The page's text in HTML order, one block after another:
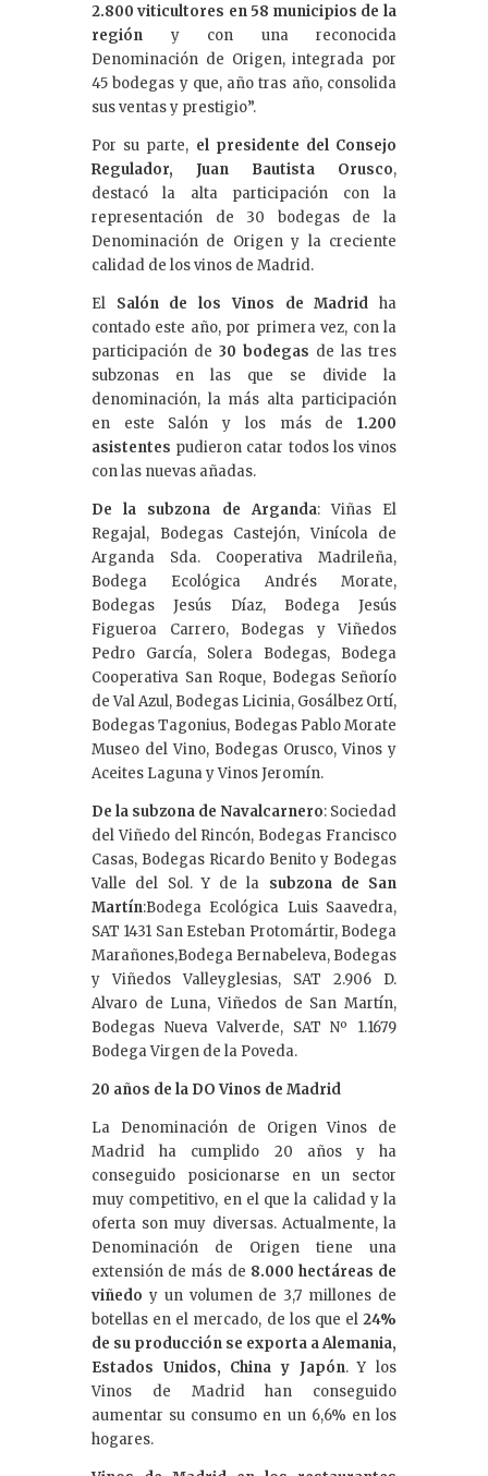
2.800 viticultores en 58 municipios de la
región y con una reconocida
Denominación de Origen, integrada por
45 bodegas y que, año tras año, consolida
sus ventas y prestigio”.
Por su parte, el presidente del Consejo
Regulador, Juan Bautista Orusco,
destacó la alta participación con la
representación de 30 bodegas de la
Denominación de Origen y la creciente
calidad de los vinos de Madrid.
El Salón de los Vinos de Madrid ha
contado este año, por primera vez, con la
participación de 30 bodegas de las tres
subzonas en las que se divide la
denominación, la más alta participación
en este Salón y los más de 1.200
asistentes pudieron catar todos los vinos
con las nuevas añadas.
De la subzona de Arganda: Viñas El
Regajal, Bodegas Castejón, Vinícola de
Arganda Sda. Cooperativa Madrileña,
Bodega Ecológica Andrés Morate,
Bodegas Jesús Díaz, Bodega Jesús
Figueroa Carrero, Bodegas y Viñedos
Pedro García, Solera Bodegas, Bodega
Cooperativa San Roque, Bodegas Señorío
de Val Azul, Bodegas Licinia, Gosálbez Ortí,
Bodegas Tagonius, Bodegas Pablo Morate
Museo del Vino, Bodegas Orusco, Vinos y
Aceites Laguna y Vinos Jeromín.
De la subzona de Navalcarnero: Sociedad
del Viñedo del Rincón, Bodegas Francisco
Casas, Bodegas Ricardo Benito y Bodegas
Valle del Sol. Y de la subzona de San
Martín:Bodega Ecológica Luis Saavedra,
SAT 1431 San Esteban Protomártir, Bodega
Marañones,Bodega Bernabeleva, Bodegas
y Viñedos Valleyglesias, SAT 2.906 D.
Alvaro de Luna, Viñedos de San Martín,
Bodegas Nueva Valverde, SAT Nº 1.1679
Bodega Virgen de la Poveda.
20 años de la DO Vinos de Madrid
La Denominación de Origen Vinos de
Madrid ha cumplido 20 años y ha
conseguido posicionarse en un sector
muy competitivo, en el que la calidad y la
oferta son muy diversas. Actualmente, la
Denominación de Origen tiene una
extensión de más de 8.000 hectáreas de
viñedo y un volumen de 3,7 millones de
botellas en el mercado, de los que el 24%
de su producción se exporta a Alemania,
Estados Unidos, China y Japón. Y los
Vinos de Madrid han conseguido
aumentar su consumo en un 6,6% en los
hogares.